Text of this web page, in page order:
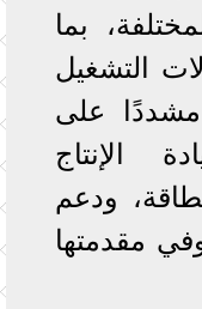
بما
التشغيل
مشددًا على
الإنتاج
ودعم
مقدمتها